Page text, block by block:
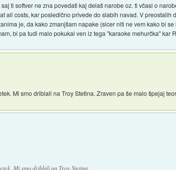
ti softver ne zna povedati kaj delaš narobe oz. ti včasi o
all costs, kar posledično privede do slabih navad. V preostalih
je, da kako zmanjšam napake (sicer niti ne vem kako bi
bi pa tudi malo pokukal ven iz tega "karaoke mehurčka" kar
Mi smo driblali na Troy Stetina. Zraven pa še malo špejaj
Mi smo driblali na Troy Stetina.